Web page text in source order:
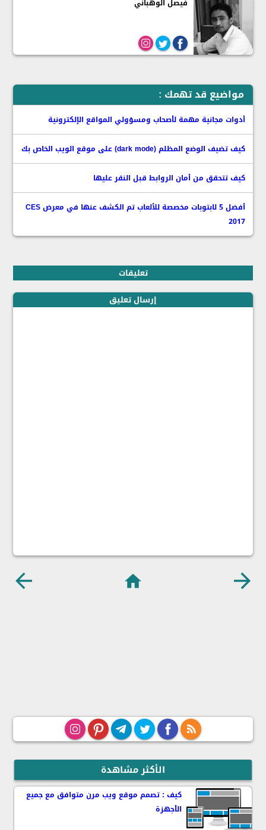
فيصل الوهباني
مواضيع قد تهمك :
أدوات مجانية مهمة لأصحاب ومسؤولي المواقع الإلكترونية
كيف تضيف الوضع المظلم (‏dark mode) على موقع الويب الخاص بك
كيف تتحقق من أمان الروابط قبل النقر عليها
أفضل 5 لابتوبات مخصصة للألعاب تم الكشف عنها في معرض CES
2017
تعليقات
إرسال تعليق
الأكثر مشاهدة
كيف : تصمم موقع ويب مرن متوافق مع جميع
الأجهزة